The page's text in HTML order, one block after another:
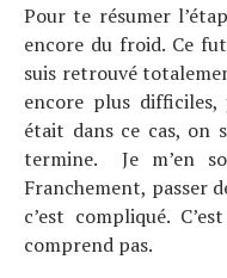
Pour te résumer
encore du froid. Ce
suis retrouvé
encore plus
était dans ce cas, on
termine. Je m’en
Franchement, passer
c’est compliqué.
comprend pas.